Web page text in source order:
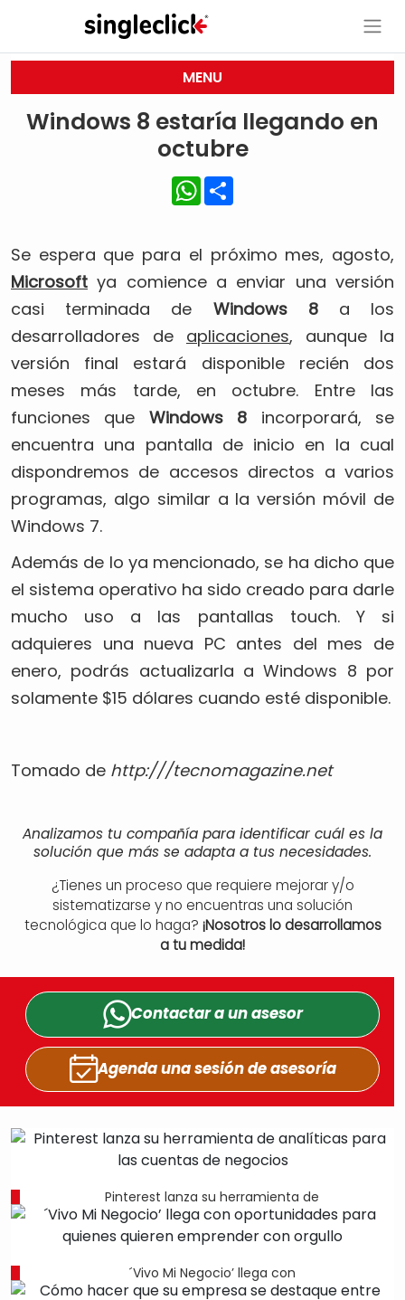
MENU
Windows 8 estaría llegando en
octubre
WhatsApp
Se espera que para el próximo mes, agosto,
Microsoft ya comience a enviar una versión
casi terminada de Windows 8a los
desarrolladores de aplicaciones, aunque la
versión final estará disponible recién dos
meses más tarde, en octubre. Entre las
funciones que Windows 8 incorporará, se
encuentra una pantalla de inicio en la cual
dispondremos de accesos directos a varios
programas, algo similar a la versión móvil de
Windows 7.
Además de lo ya mencionado, se ha dicho que
el sistema operativo ha sido creado para darle
mucho uso a las pantallas touch. Y si
adquieres una nueva PC antes del mes de
enero, podrás actualizarla a Windows 8 por
solamente $15 dólares cuando esté disponible.
Tomado de http:///tecnomagazine.net
Analizamos tu compañía para identificar cuál es la
solución que más se adapta a tus necesidades.
¿Tienes un proceso que requiere mejorar y/o
sistematizarse y no encuentras una solución
tecnológica que lo haga? ¡Nosotros lo desarrollamos
a tu medida!
Contactar a unasesor
Agenda una sesiónde asesoría
Pinterest lanza su herramienta de
´Vivo Mi Negocio’ llega con